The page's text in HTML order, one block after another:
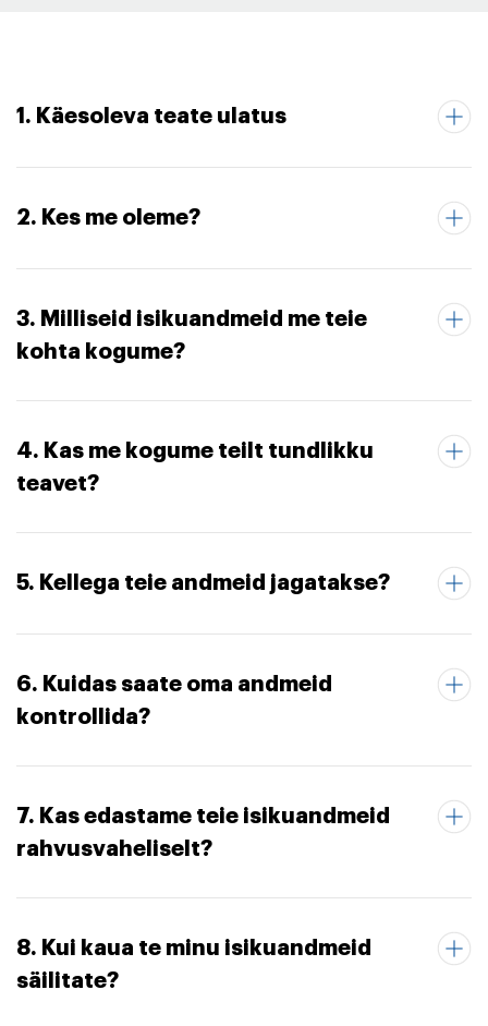
1. Käesoleva teate ulatus
2. Kes me oleme?
3. Milliseid isikuandmeid me teie
kohta kogume?
4. Kas me kogume teilt tundlikku
teavet?
5. Kellega teie andmeid jagatakse?
6. Kuidas saate oma andmeid
kontrollida?
7. Kas edastame teie isikuandmeid
rahvusvaheliselt?
8. Kui kaua te minu isikuandmeid
säilitate?